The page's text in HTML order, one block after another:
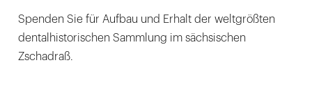
Spenden Sie für Aufbau und Erhalt der weltgrößten
dentalhistorischen Sammlung im sächsischen
Zschadraß.